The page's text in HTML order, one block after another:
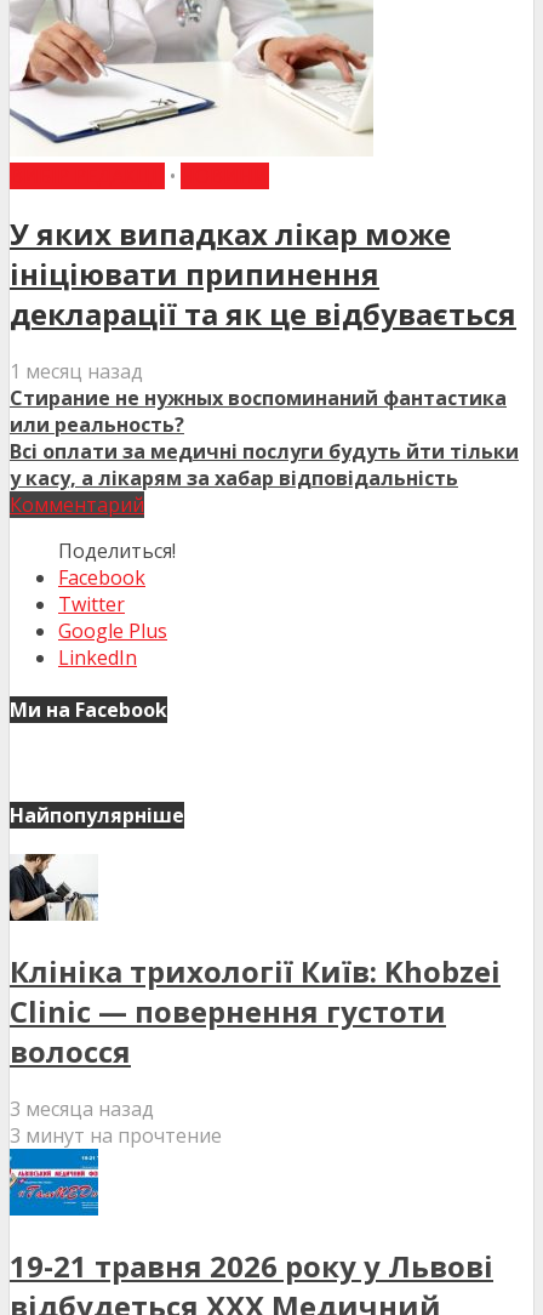
•
У яких випадках лікар може
ініціювати припинення
декларації та як це відбувається
1 месяц назад
Стирание не нужных воспоминаний фантастика
или реальность?
Всі оплати за медичні послуги будуть йти тільки
у касу, а лікарям за хабар відповідальність
Комментарий
Поделиться!
Facebook
Twitter
Google Plus
LinkedIn
Ми на Facebook
Найпопулярніше
Клініка трихології Київ: Khobzei
Clinic — повернення густоти
волосся
3 месяца назад
3 минут на прочтение
19-21 травня 2026 року у Львові
відбудеться XXX Медичний